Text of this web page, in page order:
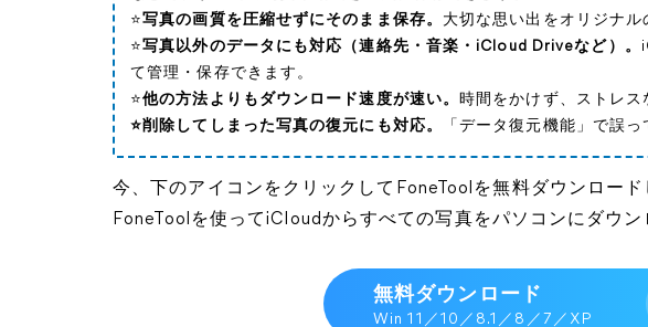
⭐写真の画質を圧縮せずにそのまま保存。 大切な思い出をオリジナル
⭐写真以外のデータにも対応（連絡先・音楽・iCloud Driveなど）。
て管理・保存できます。
⭐他の方法よりもダウンロード速度が速い。時間をかけず、ストレス
⭐削除してしまった写真の復元にも対応。
「データ復元機能」で誤
今、下のアイコンをクリックしてFoneToolを無料ダウンロード
FoneToolを使ってiCloudからすべての写真をパソコンにダウン
無料ダウンロード
Win 11／10／8.1／8／7／XP